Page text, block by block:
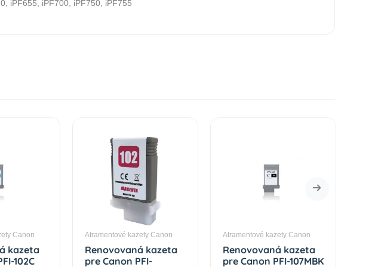
iPF655, iPF700, iPF750, iPF755
Canon
kazeta
102C
Atramentové kazety Canon
Renovovaná kazeta
pre Canon PFI-
Atramentové kazety Canon
Renovovaná kazeta
pre Canon PFI-107MBK